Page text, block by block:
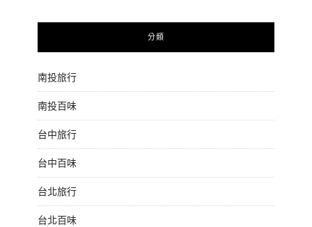
分類
南投旅行
南投百味
台中旅行
台中百味
台北旅行
台北百味